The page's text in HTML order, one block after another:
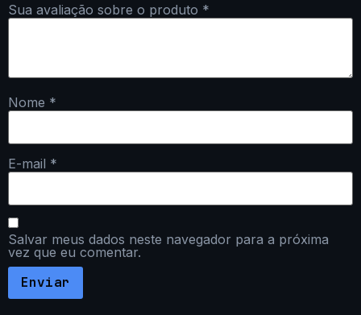
Sua avaliação sobre o produto *
Nome *
E-mail *
Salvar meus dados neste navegador para a próxima
vez que eu comentar.